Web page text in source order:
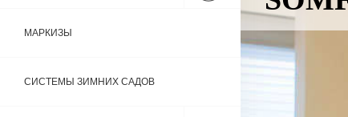
МАРКИЗЫ
СИСТЕМЫ ЗИМНИХ САДОВ